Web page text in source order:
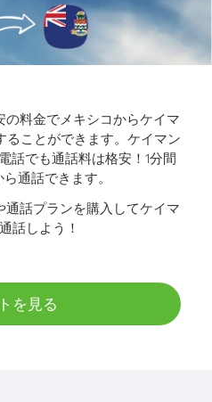
料金でメキシコからケイマ
ことができます。 ケイマン
話でも通話料は格安！1分間
通話できます。
話プランを購入してケイマ
話しよう！
を見る